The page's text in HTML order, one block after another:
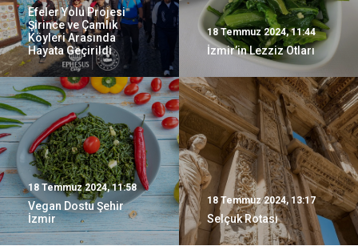
Efeler Yolu Projesi
Şirince ve Çamlık
Köyleri Arasında
Hayata Geçirildi
18 Temmuz 2024, 11:44
İzmir’in Lezziz Otları
18 Temmuz 2024, 11:58
Vegan Dostu Şehir
İzmir
18 Temmuz 2024, 13:17
Selçuk Rotası